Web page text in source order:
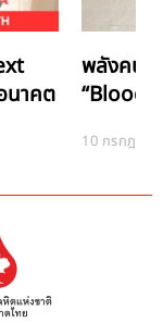
นาคต
พลังคนรุ่
“Blood
10 กรกฎาค